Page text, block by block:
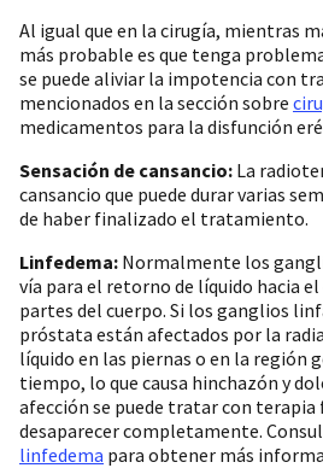
Al igual que en la cirugía, mientras
más probable es que tenga
se puede aliviar la impotencia con
mencionados en la sección sobre
medicamentos para la disfunción
Sensación de cansancio: La
cansancio que puede durar varias
de haber finalizado el tratamiento.
Linfedema: Normalmente los
vía para el retorno de líquido hacia
partes del cuerpo. Si los ganglios
próstata están afectados por la
líquido en las piernas o en la región
tiempo, lo que causa hinchazón y
afección se puede tratar con terapia
desaparecer completamente.
linfedema para obtener más